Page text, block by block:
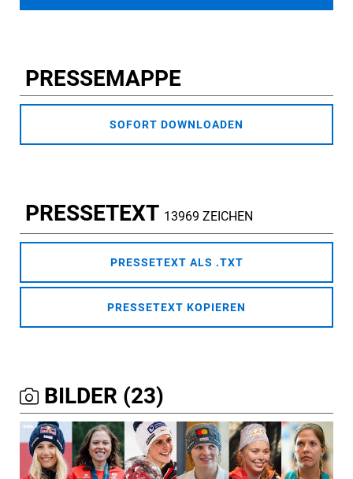
PRESSEMAPPE
SOFORT DOWNLOADEN
PRESSETEXT 13969 ZEICHEN
PRESSETEXT ALS .TXT
PRESSETEXT KOPIEREN
BILDER (23)